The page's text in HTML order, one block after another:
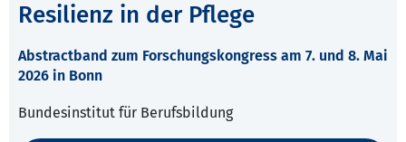
Resilienz in der Pflege
Abstractband zum Forschungskongress am 7. und 8. Mai
2026 in Bonn
Bundesinstitut für Berufsbildung